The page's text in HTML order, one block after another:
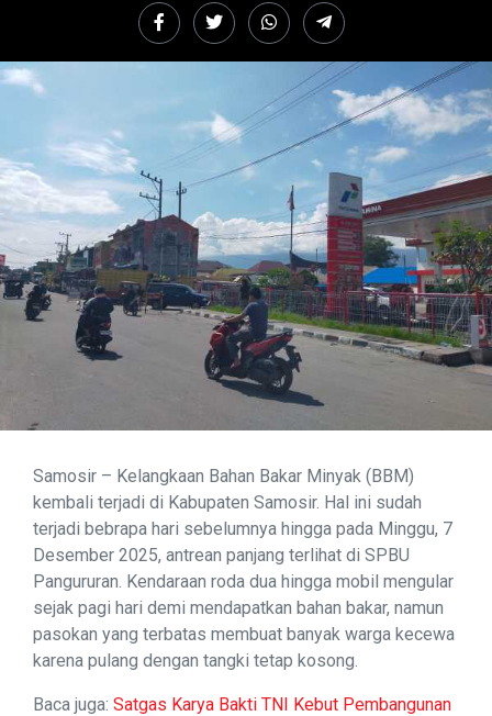
Samosir – Kelangkaan Bahan Bakar Minyak (BBM)
kembali terjadi di Kabupaten Samosir. Hal ini sudah
terjadi bebrapa hari sebelumnya hingga pada Minggu, 7
Desember 2025, antrean panjang terlihat di SPBU
Pangururan. Kendaraan roda dua hingga mobil mengular
sejak pagi hari demi mendapatkan bahan bakar, namun
pasokan yang terbatas membuat banyak warga kecewa
karena pulang dengan tangki tetap kosong.
Baca juga: Satgas Karya Bakti TNI Kebut Pembangunan